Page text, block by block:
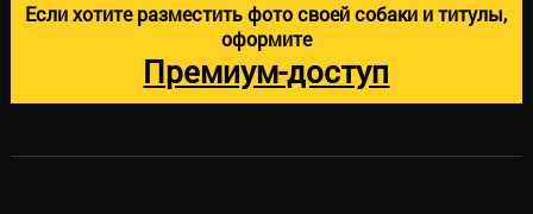
Если хотите разместить фото своей собаки и титулы,
оформите
Премиум-доступ